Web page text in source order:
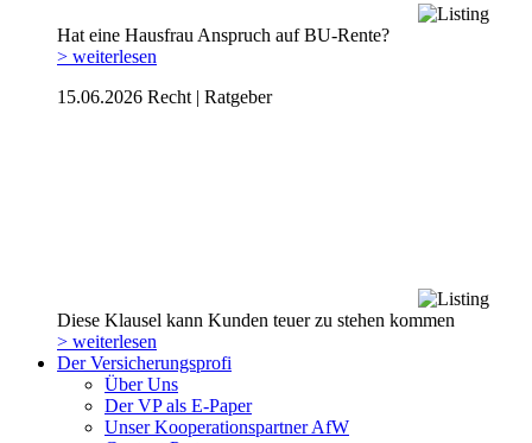
Hat eine Hausfrau Anspruch auf BU-Rente?
> weiterlesen
15.06.2026 Recht | Ratgeber
Diese Klausel kann Kunden teuer zu stehen kommen
> weiterlesen
Der Versicherungsprofi
Über Uns
Der VP als E-Paper
Unser Kooperationspartner AfW